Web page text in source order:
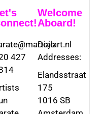
427
Welcome
Aboard!
Dojo
Addresses:
Elandsstraat
175
1016 SB